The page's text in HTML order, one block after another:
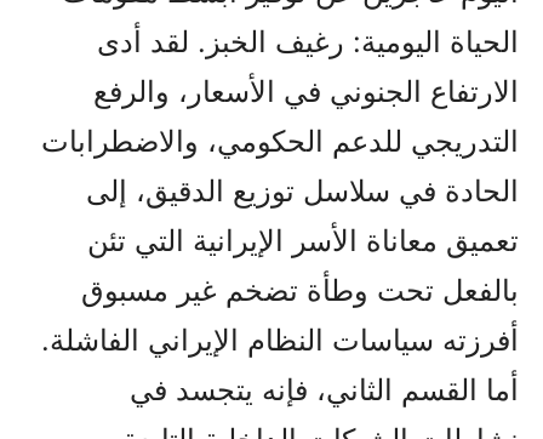
الحياة اليومية: رغيف الخبز. لقد أدى
الارتفاع الجنوني في الأسعار، والرفع
التدريجي للدعم الحكومي، والاضطرابات
الحادة في سلاسل توزيع الدقيق، إلى
تعميق معاناة الأسر الإيرانية التي تئن
بالفعل تحت وطأة تضخم غير مسبوق
أفرزته سياسات النظام الإيراني الفاشلة.
أما القسم الثاني، فإنه يتجسد في